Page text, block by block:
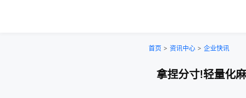
首页 > 资讯中心 > 企业快讯
拿捏分寸!轻量化